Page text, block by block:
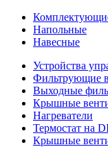
Напольные
Навесные
Устройства
Фильтрующие
Выходные
Крышные
Нагреватели
Термостат на
Крышные